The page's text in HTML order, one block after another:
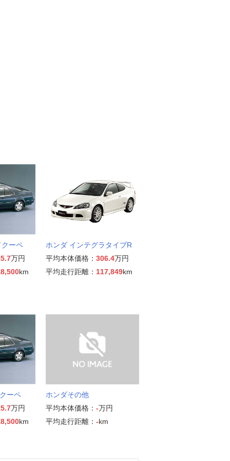
ーペ
万円
km
ホンダ インテグラタイプR
平均本体価格： 306.4万円
平均走行距離： 117,849km
ーペ
万円
km
ホンダその他
平均本体価格： -万円
平均走行距離： -km